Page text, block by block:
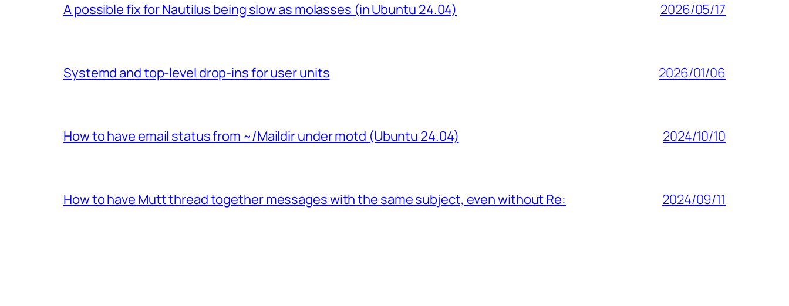
A possible fix for Nautilus being slow as molasses (in Ubuntu 24.04) 2026/05/17
Systemd and top-level drop-ins for user units 2026/01/06
How to have email status from ~/Maildir under motd (Ubuntu 24.04) 2024/10/10
How to have Mutt thread together messages with the same subject, even without Re: 2024/09/11